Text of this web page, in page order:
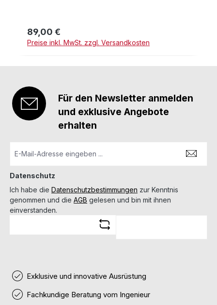
Regulärer Preis:
89,00 €
Preise inkl. MwSt. zzgl. Versandkosten
Für den Newsletter anmelden
und exklusive Angebote
erhalten
Datenschutz
Ich habe die Datenschutzbestimmungen zur Kenntnis
genommen und die AGB gelesen und bin mit ihnen
einverstanden.
Exklusive und innovative Ausrüstung
Fachkundige Beratung vom Ingenieur